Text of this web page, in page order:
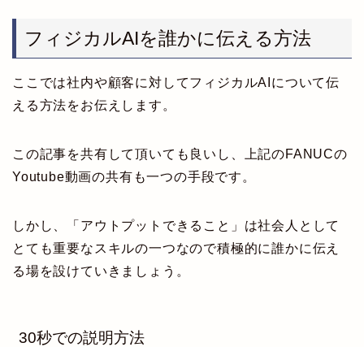
フィジカルAIを誰かに伝える方法
ここでは社内や顧客に対してフィジカルAIについて伝
える方法をお伝えします。
この記事を共有して頂いても良いし、上記のFANUCの
Youtube動画の共有も一つの手段です。
しかし、「アウトプットできること」は社会人として
とても重要なスキルの一つなので積極的に誰かに伝え
る場を設けていきましょう。
30秒での説明方法